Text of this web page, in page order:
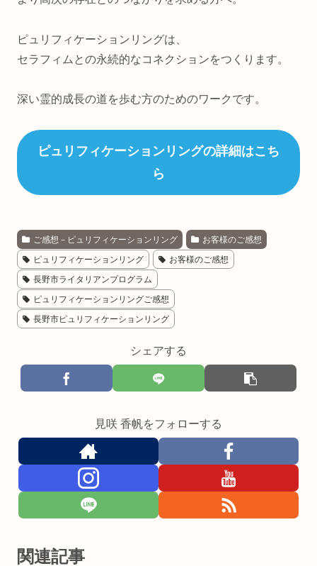
ピュリフィケーションリングは、
セラフィムとの永続的なコネクションをつくります。
深い霊的成長の道を歩む方のためのワークです。
ピュリフィケーションリングの詳細はこち
ら
ご感想－ピュリフィケーションリング お客様のご感想
ピュリフィケーションリング
お客様のご感想
長野市ライタリアンプログラム
ピュリフィケーションリングご感想
長野市ピュリフィケーションリング
シェアする
見咲 香帆をフォローする
関連記事